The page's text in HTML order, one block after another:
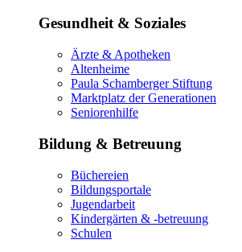
Gesundheit & Soziales
Ärzte & Apotheken
Altenheime
Paula Schamberger Stiftung
Marktplatz der Generationen
Seniorenhilfe
Bildung & Betreuung
Büchereien
Bildungsportale
Jugendarbeit
Kindergärten & -betreuung
Schulen